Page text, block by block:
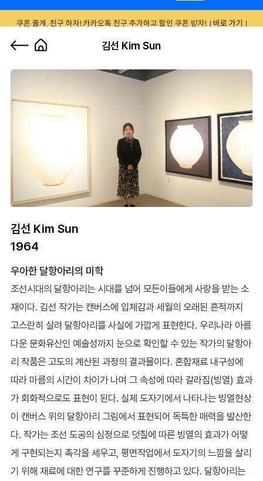
쿠폰 줄게, 친구 하자! 카카오톡 친구 추가하고 할인 쿠폰 받자! 바로 가기
김선 Kim Sun
김선 Kim Sun
1964
우아한 달항아리의 미학
조선시대의 달항아리는 시대를 넘어 모든이들에게 사랑을 받는 소
재이다. 김선 작가는 캔버스에 입체감과 세월의 오래된 흔적까지
고스란히 살려 달항아리를 사실에 가깝게 표현한다. 우리나라 아름
다운 문화유산인 예술성까지 눈으로 확인할 수 있는 작가의 달항아
리 작품은 고도의 계산된 과정의 결과물이다. 혼합재료 내구성에
따라 마름의 시간이 차이가 나며 그 속성에 따라 갈라짐(빙열) 효과
가 회화적으로도 표현이 된다. 실제 도자기에서 나타나는 빙열현상
이 캔버스 위의 달항아리 그림에서 표현되어 독특한 매력을 발산한
다. 작가는 조선 도공의 심정으로 덧칠에 따른 빙열의 효과가 어떻
게 구현되는지 촉각을 세우고, 평면작업에서 도자기의 느낌을 살리
기 위해 재료에 대한 연구를 꾸준하게 진행하고 있다. 달항아리는